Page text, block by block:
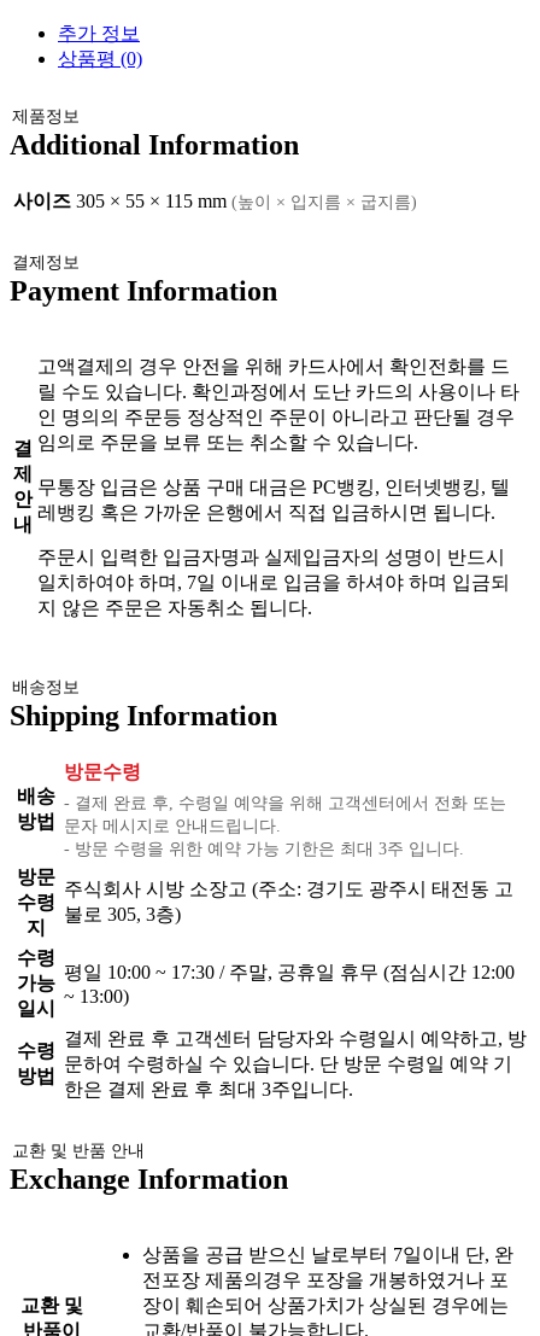
추가 정보
상품평 (0)
제품정보
Additional Information
사이즈 305 × 55 × 115 mm (높이 × 입지름 × 굽지름)
결제정보
Payment Information
결
제
안
내
고액결제의 경우 안전을 위해 카드사에서 확인전화를 드
릴 수도 있습니다. 확인과정에서 도난 카드의 사용이나 타
인 명의의 주문등 정상적인 주문이 아니라고 판단될 경우
임의로 주문을 보류 또는 취소할 수 있습니다.
무통장 입금은 상품 구매 대금은 PC뱅킹, 인터넷뱅킹, 텔
레뱅킹 혹은 가까운 은행에서 직접 입금하시면 됩니다.
주문시 입력한 입금자명과 실제입금자의 성명이 반드시
일치하여야 하며, 7일 이내로 입금을 하셔야 하며 입금되
지 않은 주문은 자동취소 됩니다.
배송정보
Shipping Information
배송
방법
방문수령
- 결제 완료 후, 수령일 예약을 위해 고객센터에서 전화 또는
문자 메시지로 안내드립니다.
- 방문 수령을 위한 예약 가능 기한은 최대 3주 입니다.
방문
수령
지
주식회사 시방 소장고 (주소: 경기도 광주시 태전동 고
불로 305, 3층)
수령
가능
일시
평일 10:00 ~ 17:30 / 주말, 공휴일 휴무 (점심시간 12:00
~ 13:00)
수령
방법
결제 완료 후 고객센터 담당자와 수령일시 예약하고, 방
문하여 수령하실 수 있습니다. 단 방문 수령일 예약 기
한은 결제 완료 후 최대 3주입니다.
교환 및 반품 안내
Exchange Information
교환 및
반품이
상품을 공급 받으신 날로부터 7일이내 단, 완
전포장 제품의경우 포장을 개봉하였거나 포
장이 훼손되어 상품가치가 상실된 경우에는
교환/반품이 불가능합니다.